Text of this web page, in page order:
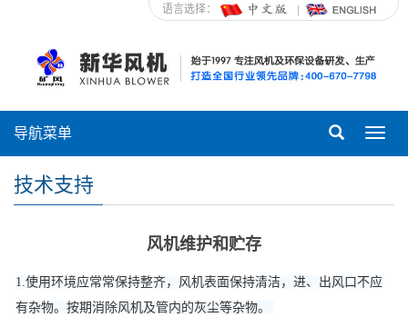
语言选择：
导航菜单
技术支持
风机维护和贮存
1.使用环境应常常保持整齐，风机表面保持清洁，进、出风口不应
有杂物。按期消除风机及管内的灰尘等杂物。